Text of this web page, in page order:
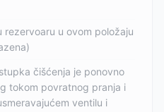
rezervoaru u ovom položaju
čišćenja je ponovno
tokom povratnog pranja i
ventilu i